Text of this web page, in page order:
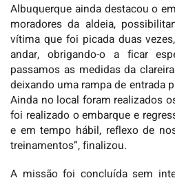
Albuquerque ainda destacou o
moradores da aldeia,
vítima que foi picada duas
andar, obrigando-o a ficar
passamos as medidas da
deixando uma rampa de entrada
Ainda no local foram realizados
foi realizado o embarque e
e em tempo hábil, reflexo de
treinamentos”, finalizou.
A missão foi concluída sem